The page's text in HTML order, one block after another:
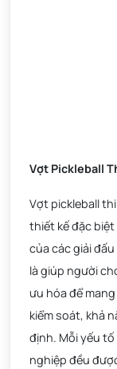
Vợt Pickleball
Vợt pickleball
thiết kế đặc
của các giải
là giúp người
ưu hóa để
kiểm soát, khả
định. Mỗi yếu
nghiệp đều